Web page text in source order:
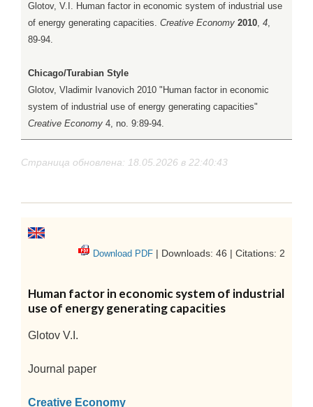
Glotov, V.I. Human factor in economic system of industrial use
of energy generating capacities. Creative Economy 2010, 4,
89-94.
Chicago/Turabian Style
Glotov, Vladimir Ivanovich 2010 "Human factor in economic
system of industrial use of energy generating capacities"
Creative Economy 4, no. 9:89-94.
Страница обновлена: 18.05.2026 в 22:40:43
Download PDF | Downloads: 46 | Citations: 2
Human factor in economic system of industrial
use of energy generating capacities
Glotov V.I.
Journal paper
Creative Economy